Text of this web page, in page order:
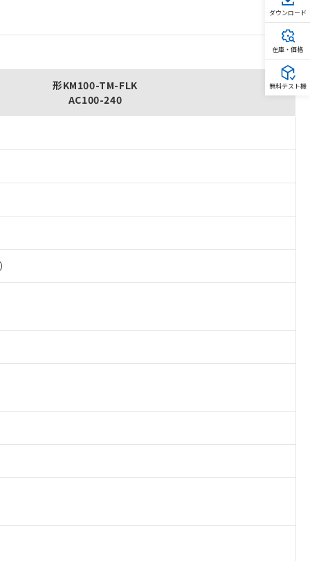
形KM100-TM-FLK
AC100-240
ダウンロード
在庫・価格
無料テスト機